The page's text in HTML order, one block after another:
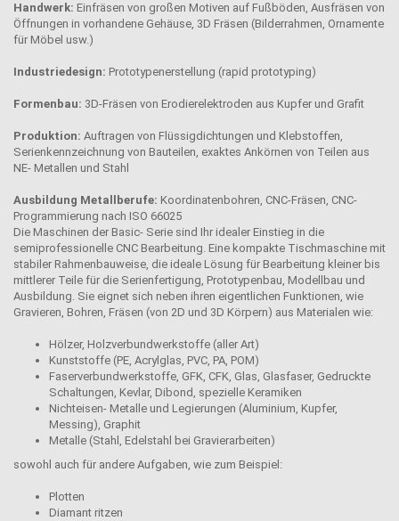
Handwerk: Einfräsen von großen Motiven auf Fußböden, Ausfräsen von
Öffnungen in vorhandene Gehäuse, 3D Fräsen (Bilderrahmen, Ornamente
für Möbel usw.)
Industriedesign: Prototypenerstellung (rapid prototyping)
Formenbau: 3D-Fräsen von Erodierelektroden aus Kupfer und Grafit
Produktion: Auftragen von Flüssigdichtungen und Klebstoffen,
Serienkennzeichnung von Bauteilen, exaktes Ankörnen von Teilen aus
NE- Metallen und Stahl
Ausbildung Metallberufe: Koordinatenbohren, CNC-Fräsen, CNC-
Programmierung nach ISO 66025
Die Maschinen der Basic- Serie sind Ihr idealer Einstieg in die
semiprofessionelle CNC Bearbeitung. Eine kompakte Tischmaschine mit
stabiler Rahmenbauweise, die ideale Lösung für Bearbeitung kleiner bis
mittlerer Teile für die Serienfertigung, Prototypenbau, Modellbau und
Ausbildung. Sie eignet sich neben ihren eigentlichen Funktionen, wie
Gravieren, Bohren, Fräsen (von 2D und 3D Körpern) aus Materialen wie:
Hölzer, Holzverbundwerkstoffe (aller Art)
Kunststoffe (PE, Acrylglas, PVC, PA, POM)
Faserverbundwerkstoffe, GFK, CFK, Glas, Glasfaser, Gedruckte
Schaltungen, Kevlar, Dibond, spezielle Keramiken
Nichteisen- Metalle und Legierungen (Aluminium, Kupfer,
Messing), Graphit
Metalle (Stahl, Edelstahl bei Gravierarbeiten)
sowohl auch für andere Aufgaben, wie zum Beispiel:
Plotten
Diamant ritzen